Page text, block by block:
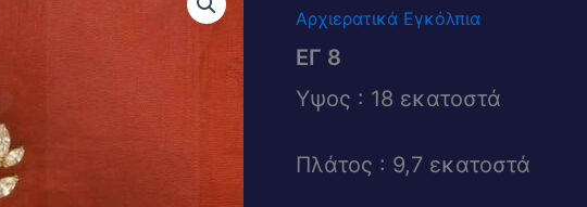
Αρχιερατικά Εγκόλπια
ΕΓ 8
Υψος : 18 εκατοστά
Πλάτος : 9,7 εκατοστά